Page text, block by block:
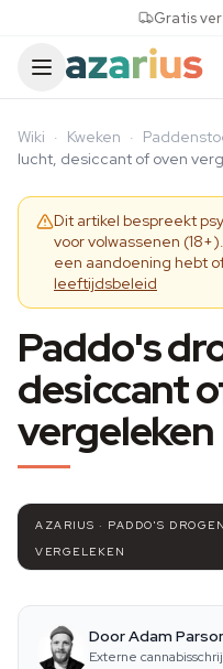
Gratis
Wiki · Kweken ·
lucht, desiccant of oven
Dit artikel bespreekt
voor volwassenen
een aandoening hebt
leeftijdsbeleid
Paddo's
desiccant
vergeleken
AZARIUS · PADDO'S
VERGELEKEN
Door Adam
Externe